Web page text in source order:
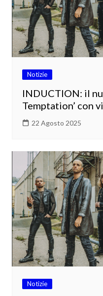
Notizie
INDUCTION: il
Temptation’ con
22 Agosto 2025
Notizie